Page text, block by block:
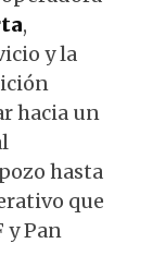
,
y la
hacia un
hasta
que
y Pan